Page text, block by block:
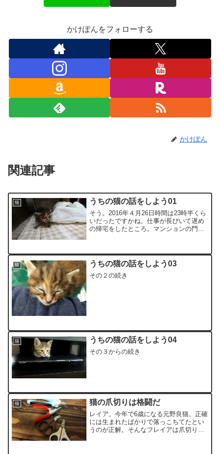
かけぽんをフォローする
かけぽん
関連記事
猫 うちの猫の話をしよう01
そう。2016年４月26日時間は23時半くら
いだったですかね。仕事が長びいて遅め
の帰宅をしたところ。マンションの門を
れない『何か』が
猫 うちの猫の話をしよう03
その２の続き
猫 うちの猫の話をしよう04
その３からの続き
猫 猫の爪切りは格闘だ
レイア。今年で6歳になる元野良猫。正確
には生まれたばかりで落っこちてたとい
うのが正解。そんなフレイアは爪切りが